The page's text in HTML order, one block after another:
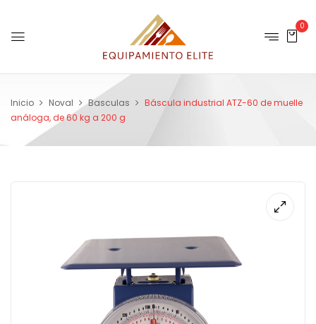
0
Inicio Noval Basculas
Báscula industrial ATZ-60 de muelle
análoga, de 60 kg a 200 g